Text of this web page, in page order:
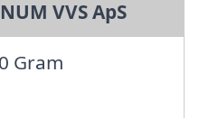
VVS ApS
Gram